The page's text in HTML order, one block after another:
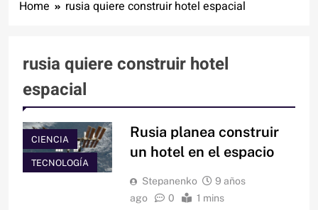
Home rusia quiere construir hotel espacial
rusia quiere construir hotel
espacial
CIENCIA
TECNOLOGÍA
Rusia planea construir
un hotel en el espacio
Stepanenko
9 años
ago
0 1 mins